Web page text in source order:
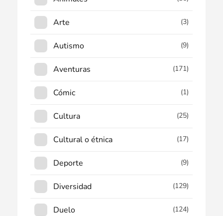
Arte (3)
Autismo (9)
Aventuras (171)
Cómic (1)
Cultura (25)
Cultural o étnica (17)
Deporte (9)
Diversidad (129)
Duelo (124)